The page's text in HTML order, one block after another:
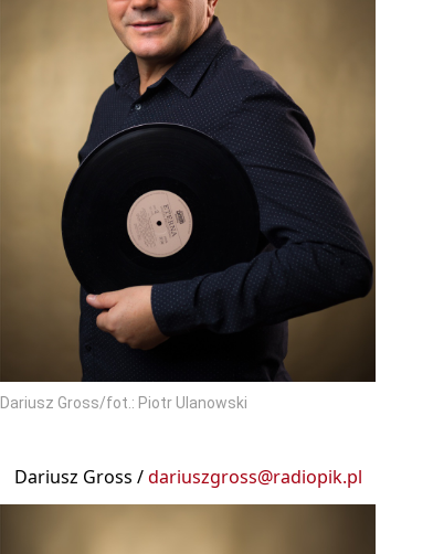
Dariusz Gross/fot.: Piotr Ulanowski
Dariusz Gross /dariuszgross@radiopik.pl